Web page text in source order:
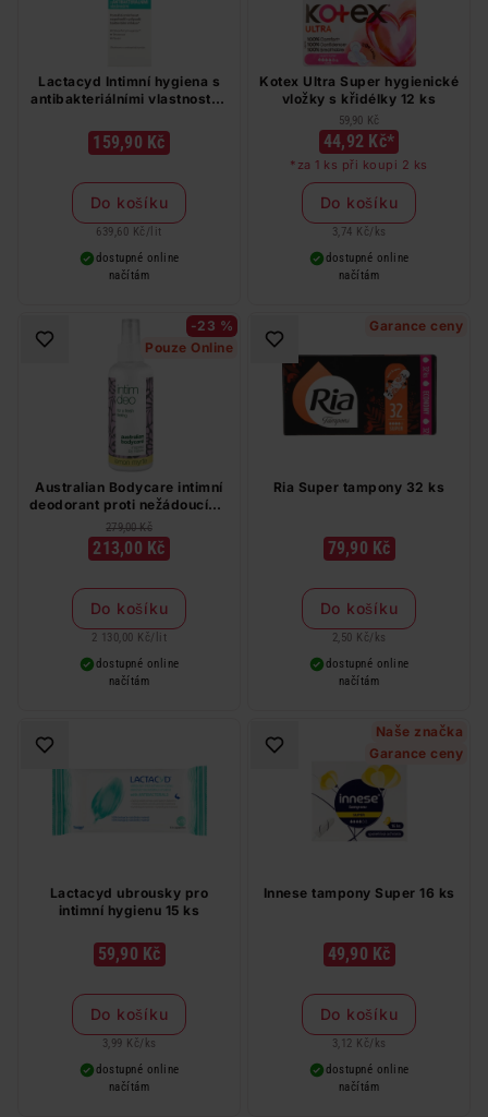
Lactacyd Intimní hygiena s
antibakteriálními vlastnostmi
159,90 Kč
Do košíku
639,60 Kč / lit
dostupné online
načítám
Kotex Ultra Super hygienické
vložky s křidélky 12 ks
59,90 Kč
44,92 Kč*
*za 1 ks při koupi 2 ks
Do košíku
3,74 Kč/ ks
dostupné online
načítám
-23 %
Pouze Online
Australian Bodycare intimní
deodorant proti nežádoucímu
zápachu a podráždění v
intimní oblasti 100 ml
279,00 Kč
213,00 Kč
Do košíku
2 130,00 Kč/ lit
dostupné online
načítám
Garance ceny
Ria Super tampony 32 ks
79,90 Kč
Do košíku
2,50 Kč/ ks
dostupné online
načítám
Lactacyd ubrousky pro
intimní hygienu 15 ks
59,90 Kč
Do košíku
3,99 Kč/ ks
dostupné online
načítám
Naše značka
Garance ceny
Innese tampony Super 16 ks
49,90 Kč
Do košíku
3,12 Kč/ ks
dostupné online
načítám